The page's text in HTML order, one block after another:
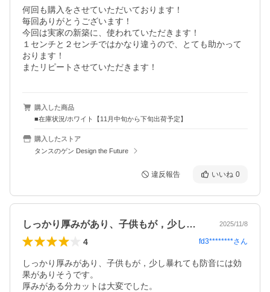
何回も購入をさせていただいております！
毎回ありがとうございます！
今回は実家の新築に、使われていただきます！
１センチと２センチではかなり違うので、とても助かって
おります！
またリピートさせていただきます！
購入した商品
■在庫状況/ホワイト【11月中旬から下旬出荷予定】
購入したストア
タンスのゲン Design the Future
違反報告 いいね 0
しっかり厚みがあり、子供もが，少し暴れ… 2025/11/8
4 fd3********さん
しっかり厚みがあり、子供もが，少し暴れても防音には効
果がありそうです。
厚みがある分カットは大変でした。